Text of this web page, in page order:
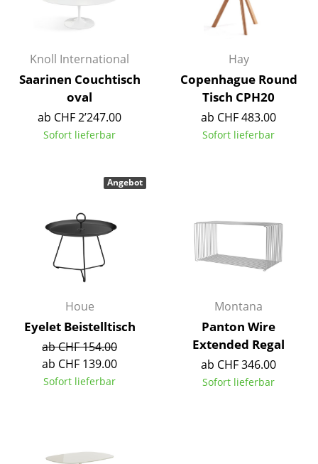
Kleinaufbewahrung
... alle Aufbewahrungsmöbel
Licht
Hängeleuchten & Deckenleuchten
Stehleuchten & Leseleuchten
Bodenleuchten
Wandleuchten
Outdoor-Leuchten
Akkuleuchten
... alle Leuchten
Einzelbetten
Knoll International
Saarinen Couchtisch
oval
ab CHF 2’247.00
Sofort lieferbar
Hay
Copenhague Round
Tisch CPH20
ab CHF 483.00
Sofort lieferbar
Houe
Eyelet Beistelltisch
ab CHF 154.00
ab CHF 139.00
Sofort lieferbar
Angebot
Montana
Panton Wire
Extended Regal
ab CHF 346.00
Sofort lieferbar